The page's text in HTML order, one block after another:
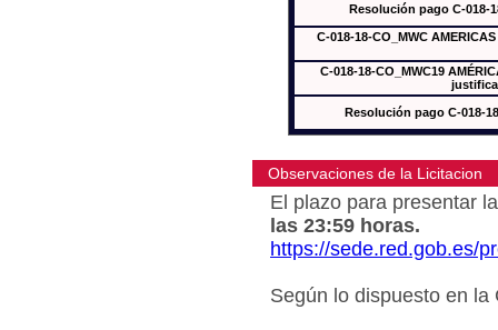
Resolución pago C-018-
C-018-18-CO_MWC
C-018-18-CO_MWC19
Resolución pago C-018-
Observaciones de la Licitacion
El plazo para presentar
las 23:59 horas.
https://sede.red.gob.es/
Según lo dispuesto en